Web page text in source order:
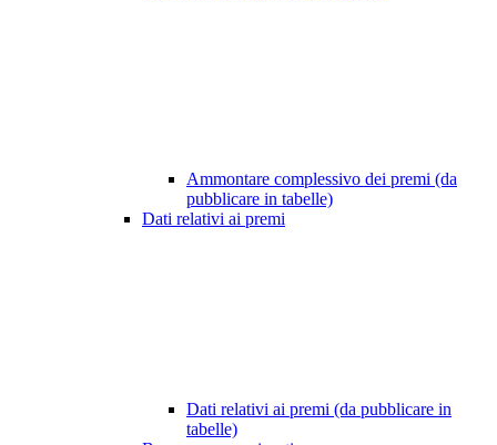
Ammontare complessivo dei premi (da
pubblicare in tabelle)
Dati relativi ai premi
Dati relativi ai premi (da pubblicare in
tabelle)